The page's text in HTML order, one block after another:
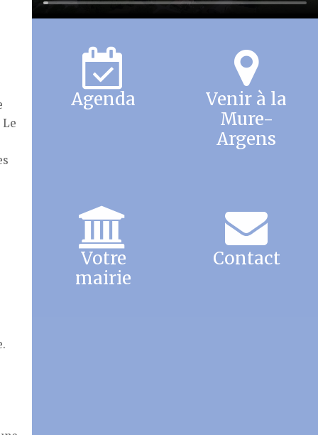
Agenda
Venir à la
Mure-
Argens
Votre
mairie
Contact